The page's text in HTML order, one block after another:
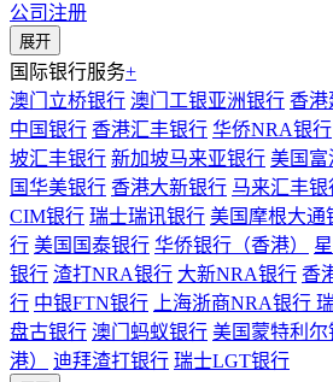
公司注册
展开
国际银行服务+
澳门立桥银行 澳门工银亚洲银行 香港
中国银行 香港汇丰银行 华侨NRA银行
坡汇丰银行 新加坡马来亚银行 美国富
国华美银行 香港大新银行 马来汇丰银
CIM银行 瑞士瑞讯银行 美国摩根大通
行 美国国泰银行 华侨银行（香港）
银行 渣打NRA银行 大新NRA银行 香
行 中银FTN银行 上海浙商NRA银行
盘古银行 澳门蚂蚁银行 美国蒙特利尔
港）
迪拜渣打银行 瑞士LGT银行